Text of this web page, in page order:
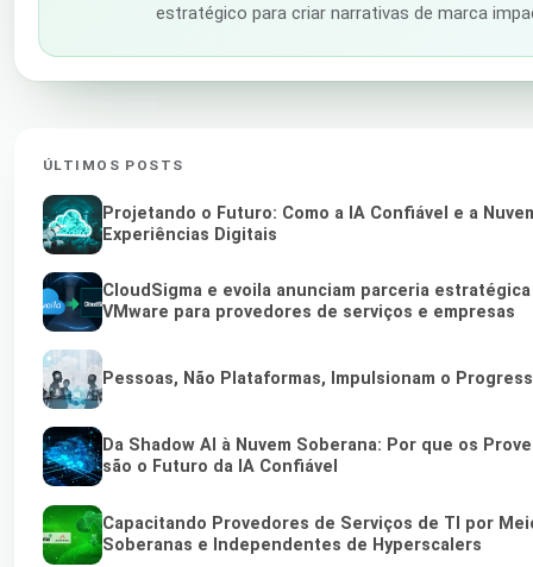
estratégico para criar narrativas de marca
ÚLTIMOS POSTS
Projetando o Futuro: Como a IA Confiável e a
Experiências Digitais
CloudSigma e evoila anunciam parceria
VMware para provedores de serviços e empresas
Pessoas, Não Plataformas, Impulsionam o
Da Shadow AI à Nuvem Soberana: Por que os
são o Futuro da IA Confiável
Capacitando Provedores de Serviços de TI por
Soberanas e Independentes de Hyperscalers